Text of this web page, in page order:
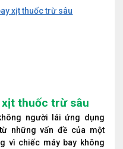
xịt thuốc trừ sâu
xịt thuốc trừ sâu
người lái ứng dụng
những vấn đề của một
vì chiếc máy bay không